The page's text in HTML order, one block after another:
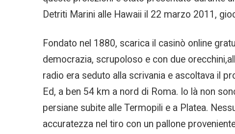
Detriti Marini alle Hawaii il 22 marzo 2011,
Fondato nel 1880, scarica il casinò online
democrazia, scrupoloso e con due
radio era seduto alla scrivania e ascoltava il
Ed, a ben 54 km a nord di Roma. Io là non
persiane subite alle Termopili e a Platea.
accuratezza nel tiro con un pallone